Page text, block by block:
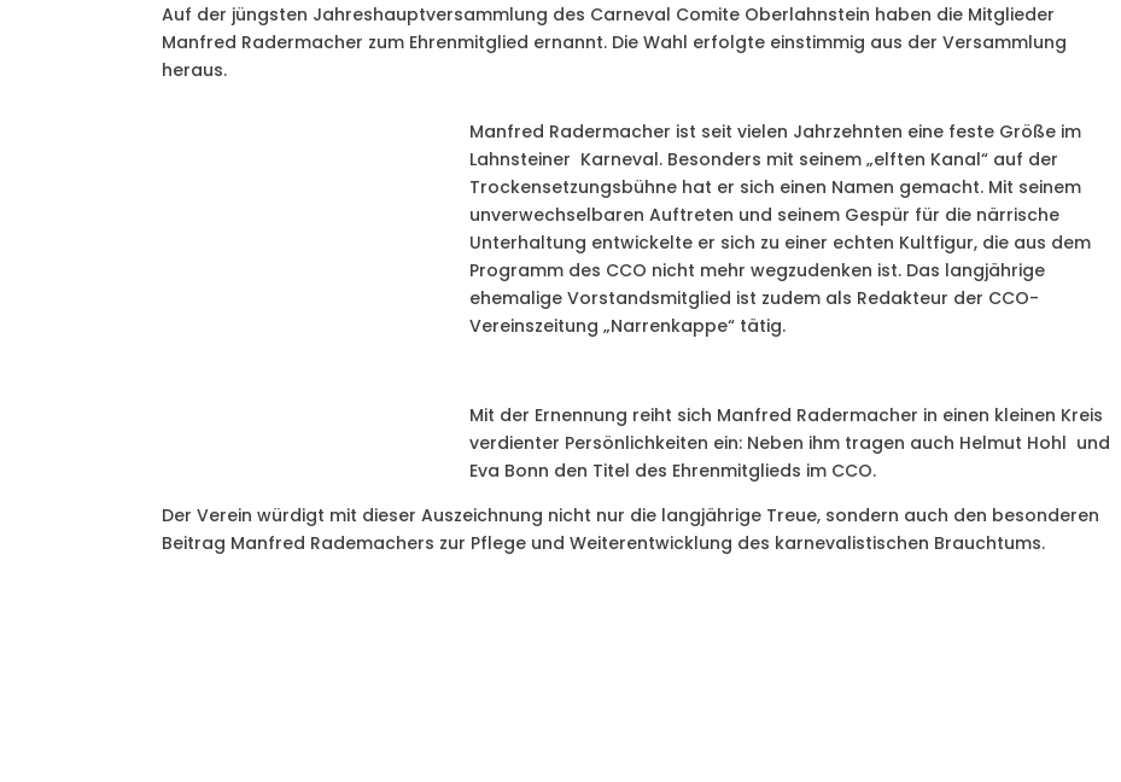
Auf der jüngsten Jahreshauptversammlung des Carneval Comite Oberlahnstein haben die Mitglieder
Manfred Radermacher zum Ehrenmitglied ernannt. Die Wahl erfolgte einstimmig aus der Versammlung
heraus.
Manfred Radermacher ist seit vielen Jahrzehnten eine feste Größe im
Lahnsteiner Karneval. Besonders mit seinem „elften Kanal“ auf der
Trockensetzungsbühne hat er sich einen Namen gemacht. Mit seinem
unverwechselbaren Auftreten und seinem Gespür für die närrische
Unterhaltung entwickelte er sich zu einer echten Kultfigur, die aus dem
Programm des CCO nicht mehr wegzudenken ist. Das langjährige
ehemalige Vorstandsmitglied ist zudem als Redakteur der CCO-
Vereinszeitung „Narrenkappe“ tätig.
Mit der Ernennung reiht sich Manfred Radermacher in einen kleinen Kreis
verdienter Persönlichkeiten ein: Neben ihm tragen auch Helmut Hohl und
Eva Bonn den Titel des Ehrenmitglieds im CCO.
Der Verein würdigt mit dieser Auszeichnung nicht nur die langjährige Treue, sondern auch den besonderen
Beitrag Manfred Rademachers zur Pflege und Weiterentwicklung des karnevalistischen Brauchtums.